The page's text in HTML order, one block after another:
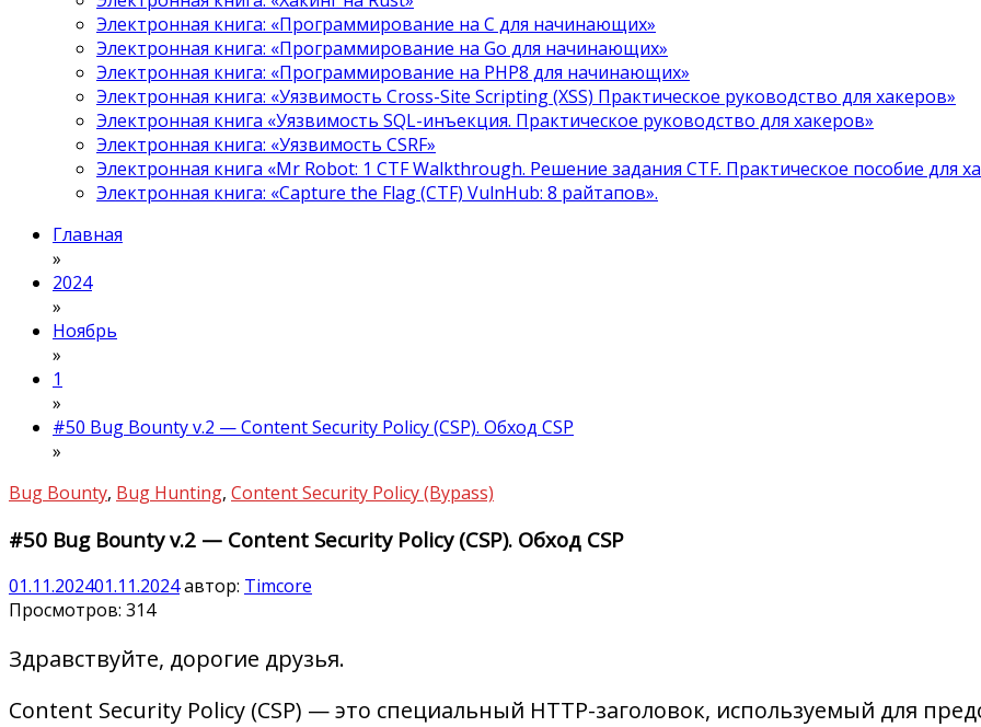
Электронная книга: «Программирование на C для начинающих»
Электронная книга: «Программирование на Go для начинающих»
Электронная книга: «Программирование на PHP8 для начинающих»
Электронная книга: «Уязвимость Cross-Site Scripting (XSS) Практическое руководство для хакеров»
Электронная книга «Уязвимость SQL-инъекция. Практическое руководство для хакеров»
Электронная книга: «Уязвимость CSRF»
Электронная книга «Mr Robot: 1 CTF Walkthrough. Решение задания CTF. Практическое пособие для
Электронная книга: «Capture the Flag (CTF) VulnHub: 8 райтапов».
Главная
»
2024
»
Ноябрь
»
1
»
#50 Bug Bounty v.2 — Content Security Policy (CSP). Обход CSP
»
Bug Bounty, Bug Hunting, Content Security Policy (Bypass)
#50 Bug Bounty v.2 — Content Security Policy (CSP). Обход CSP
01.11.202401.11.2024автор: Timcore
Просмотров: 314
Здравствуйте, дорогие друзья.
Content Security Policy (CSP) — это специальный HTTP-заголовок, используемый для